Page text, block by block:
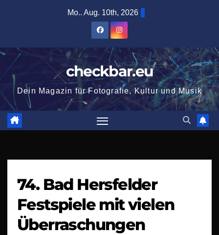
Mo.. Aug. 10th, 2026
checkbar.eu
Dein Magazin für Fotografie, Kultur und Musik
74. Bad Hersfelder
Festspiele mit vielen
Überraschungen